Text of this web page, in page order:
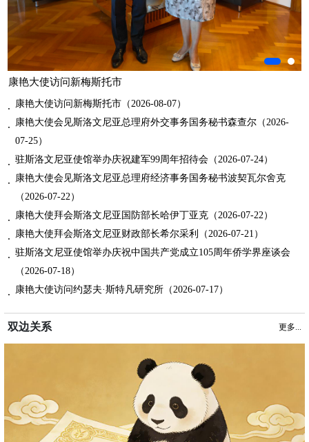
康艳大使访问新梅斯托市
康艳大使访问新梅斯托市（2026-08-07）
康艳大使会见斯洛文尼亚总理府外交事务国务秘书森查尔（2026-
07-25）
驻斯洛文尼亚使馆举办庆祝建军99周年招待会（2026-07-24）
康艳大使会见斯洛文尼亚总理府经济事务国务秘书波契瓦尔舍克
（2026-07-22）
康艳大使拜会斯洛文尼亚国防部长哈伊丁亚克（2026-07-22）
康艳大使拜会斯洛文尼亚财政部长希尔采利（2026-07-21）
驻斯洛文尼亚使馆举办庆祝中国共产党成立105周年侨学界座谈会
（2026-07-18）
康艳大使访问约瑟夫·斯特凡研究所（2026-07-17）
双边关系 更多...